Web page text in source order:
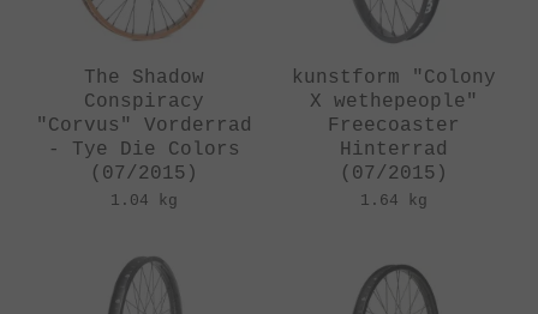
The Shadow
Conspiracy
"Corvus" Vorderrad
- Tye Die Colors
(07/2015)
1.04 kg
kunstform "Colony
X wethepeople"
Freecoaster
Hinterrad
(07/2015)
1.64 kg